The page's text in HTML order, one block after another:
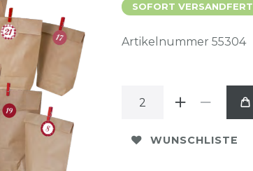
SOFORT
Artikelnummer 55304
WUNSCHLISTE